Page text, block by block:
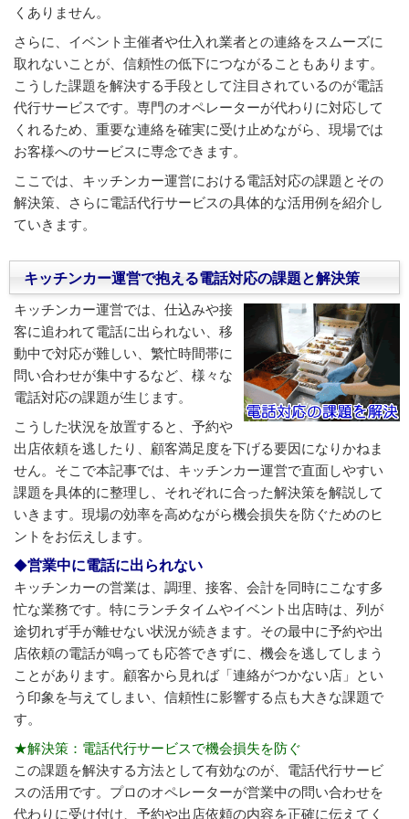
くありません。
さらに、イベント主催者や仕入れ業者との連絡をスムーズに
取れないことが、信頼性の低下につながることもあります。
こうした課題を解決する手段として注目されているのが電話
代行サービスです。専門のオペレーターが代わりに対応して
くれるため、重要な連絡を確実に受け止めながら、現場では
お客様へのサービスに専念できます。
ここでは、キッチンカー運営における電話対応の課題とその
解決策、さらに電話代行サービスの具体的な活用例を紹介し
ていきます。
キッチンカー運営で抱える電話対応の課題と解決策
キッチンカー運営では、仕込みや接
客に追われて電話に出られない、移
動中で対応が難しい、繁忙時間帯に
問い合わせが集中するなど、様々な
電話対応の課題が生じます。
こうした状況を放置すると、予約や
出店依頼を逃したり、顧客満足度を下げる要因になりかねま
せん。そこで本記事では、キッチンカー運営で直面しやすい
課題を具体的に整理し、それぞれに合った解決策を解説して
いきます。現場の効率を高めながら機会損失を防ぐためのヒ
ントをお伝えします。
営業中に電話に出られない
キッチンカーの営業は、調理、接客、会計を同時にこなす多
忙な業務です。特にランチタイムやイベント出店時は、列が
途切れず手が離せない状況が続きます。その最中に予約や出
店依頼の電話が鳴っても応答できずに、機会を逃してしまう
ことがあります。顧客から見れば「連絡がつかない店」とい
う印象を与えてしまい、信頼性に影響する点も大きな課題で
す。
★解決策：電話代行サービスで機会損失を防ぐ
この課題を解決する方法として有効なのが、電話代行サービ
スの活用です。プロのオペレーターが営業中の問い合わせを
代わりに受け付け、予約や出店依頼の内容を正確に伝えてく